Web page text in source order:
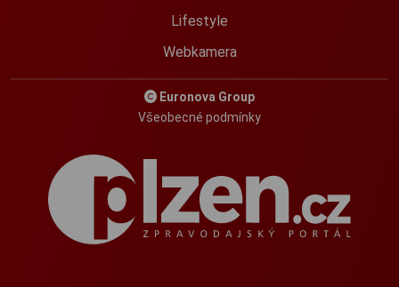
Lifestyle
Webkamera
Euronova Group
Všeobecné podmínky